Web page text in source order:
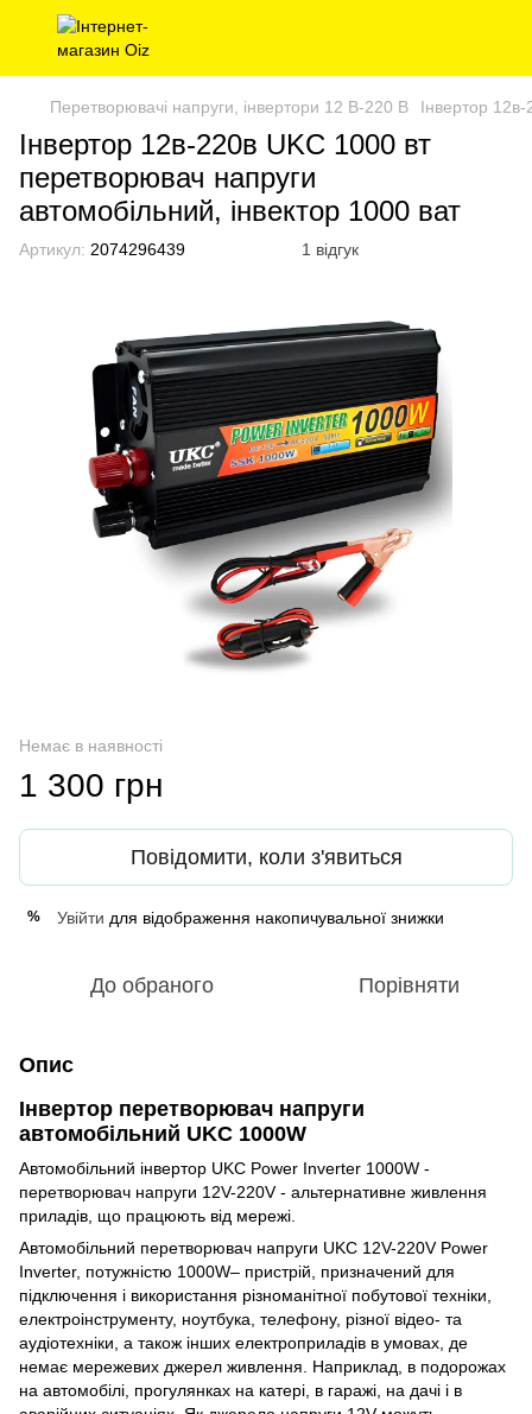
Перетворювачі напруги, інвертори 12 В-220 В Інвертор
Інвертор 12в-220в UKC 1000 вт
перетворювач напруги
автомобільний, інвектор 1000 ват
Артикул: 2074296439 1 відгук
Немає в наявності
1 300 грн
Повідомити, коли з'явиться
% Увійти для відображення накопичувальної знижки
До обраного Порівняти
Опис
Інвертор перетворювач напруги
автомобільний UKC 1000W
Автомобільний інвертор UKC Power Inverter 1000W -
перетворювач напруги 12V-220V - альтернативне живлення
приладів, що працюють від мережі.
Автомобільний перетворювач напруги UKC 12V-220V Power
Inverter, потужністю 1000W– пристрій, призначений для
підключення і використання різноманітної побутової техніки,
електроінструменту, ноутбука, телефону, різної відео- та
аудіотехніки, а також інших електроприладів в умовах, де
немає мережевих джерел живлення. Наприклад, в подорожах
на автомобілі, прогулянках на катері, в гаражі, на дачі і в